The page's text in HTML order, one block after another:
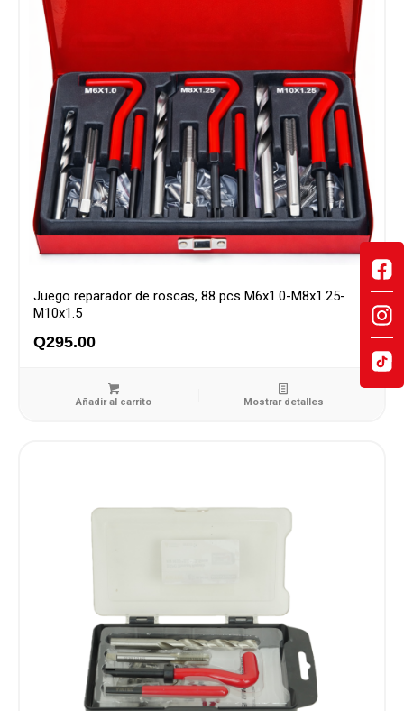
Juego reparador de roscas, 88 pcs M6x1.0-M8x1.25-
M10x1.5
Q295.00
Añadir al carrito Mostrar detalles